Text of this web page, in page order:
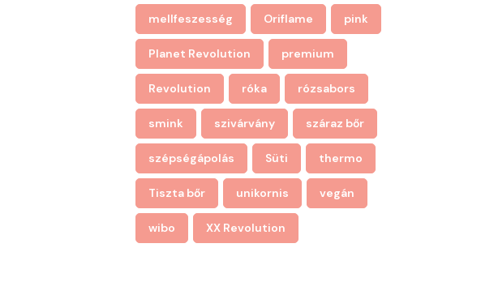
mellfeszesség Oriflame pink
Planet Revolution premium
Revolution róka rózsabors
smink szivárvány száraz bőr
szépségápolás Süti thermo
Tiszta bőr unikornis vegán
wibo XX Revolution